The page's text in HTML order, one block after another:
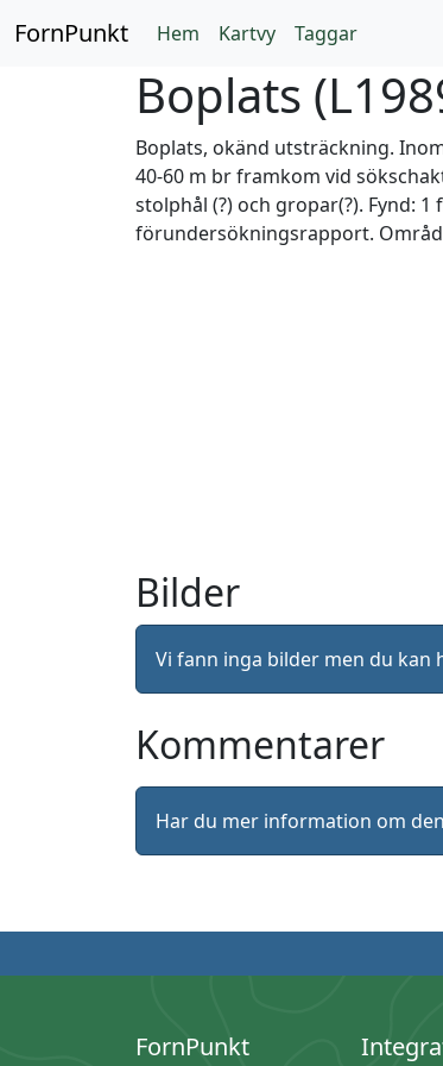
FornPunkt Hem Kartvy Taggar
Boplats (
Boplats, okänd utsträckning.
40-60 m br framkom vid
stolphål (?) och gropar(?). Fynd:
förundersökningsrapport.
Bilder
Vi fann inga bilder men du
Kommentarer
Har du mer information om
FornPunkt